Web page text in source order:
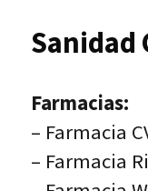
Sanidad
Farmacias:
– Farmacia
– Farmacia